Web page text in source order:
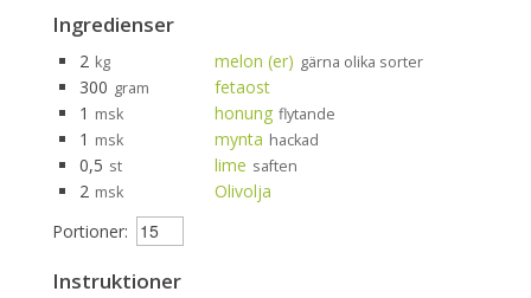
Ingredienser
2 kg melon (er) gärna olika sorter
300 gram
fetaost
1 msk honung flytande
1 msk mynta hackad
0,5 st lime saften
2 msk
Olivolja
Portioner:
Instruktioner